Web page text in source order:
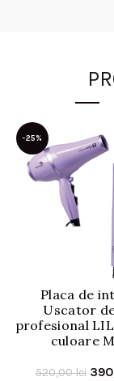
-25%
Placa de
Uscator
profesional
culoare
520,00lei